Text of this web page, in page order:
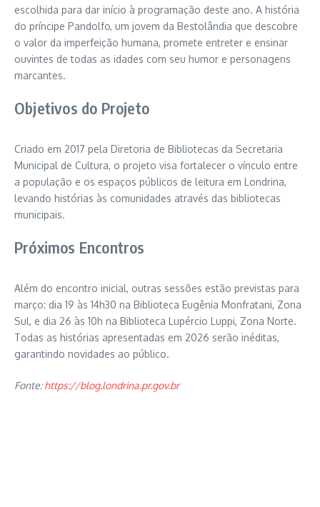
escolhida para dar início à programação deste ano. A história
do príncipe Pandolfo, um jovem da Bestolândia que descobre
o valor da imperfeição humana, promete entreter e ensinar
ouvintes de todas as idades com seu humor e personagens
marcantes.
Objetivos do Projeto
Criado em 2017 pela Diretoria de Bibliotecas da Secretaria
Municipal de Cultura, o projeto visa fortalecer o vínculo entre
a população e os espaços públicos de leitura em Londrina,
levando histórias às comunidades através das bibliotecas
municipais.
Próximos Encontros
Além do encontro inicial, outras sessões estão previstas para
março: dia 19 às 14h30 na Biblioteca Eugênia Monfratani, Zona
Sul, e dia 26 às 10h na Biblioteca Lupércio Luppi, Zona Norte.
Todas as histórias apresentadas em 2026 serão inéditas,
garantindo novidades ao público.
Fonte:https://blog.londrina.pr.gov.br